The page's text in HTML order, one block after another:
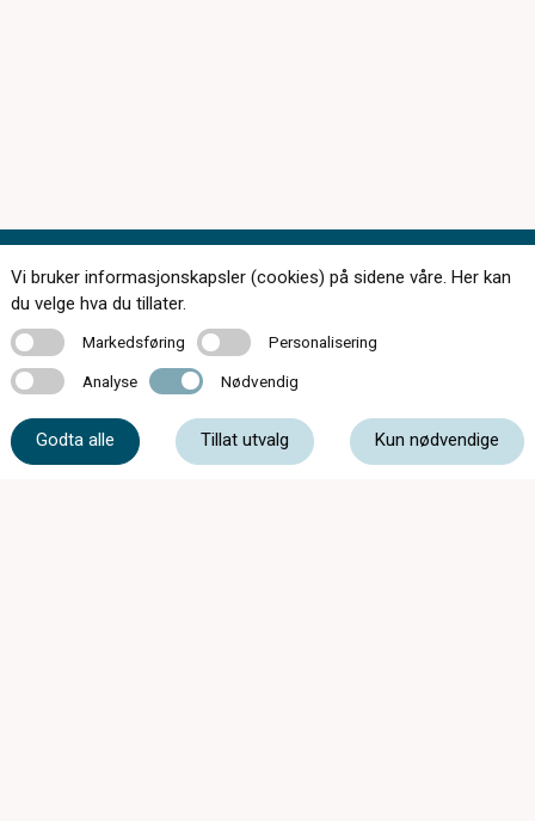
Kontakt oss
Vi bruker informasjonskapsler (cookies) på sidene våre. Her kan
du velge hva du tillater.
MarkedsføringMarkedsføring PersonaliseringPersonalisering
Analyse Analyse Nødvendig Nødvendig
Godta alle Tillat utvalg Kun nødvendige